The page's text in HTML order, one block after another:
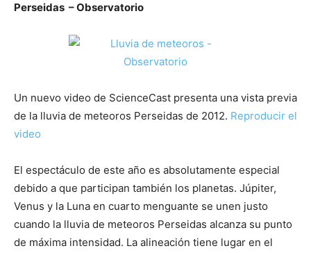
Perseidas – Observatorio
Un nuevo video de ScienceCast presenta una vista previa
de la lluvia de meteoros Perseidas de 2012. Reproducir el
video
El espectáculo de este año es absolutamente especial
debido a que participan también los planetas. Júpiter,
Venus y la Luna en cuarto menguante se unen justo
cuando la lluvia de meteoros Perseidas alcanza su punto
de máxima intensidad. La alineación tiene lugar en el